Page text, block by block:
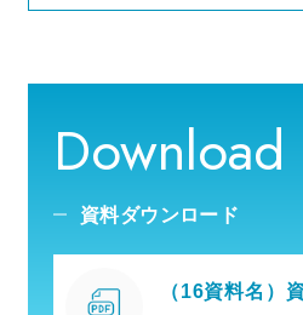
Download
資料ダウンロード
（16資料名）